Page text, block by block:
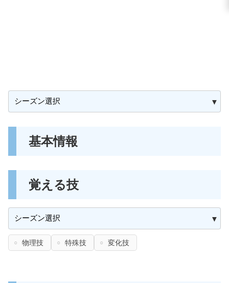
基本情報
覚える技
物理技 特殊技 変化技